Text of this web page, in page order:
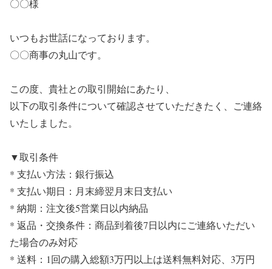
〇〇様
いつもお世話になっております。
〇〇商事の丸山です。
この度、貴社との取引開始にあたり、
以下の取引条件について確認させていただきたく、ご連絡
いたしました。
▼取引条件
* 支払い方法：銀行振込
* 支払い期日：月末締翌月末日支払い
* 納期：注文後5営業日以内納品
* 返品・交換条件：商品到着後7日以内にご連絡いただい
た場合のみ対応
* 送料：1回の購入総額3万円以上は送料無料対応、3万円